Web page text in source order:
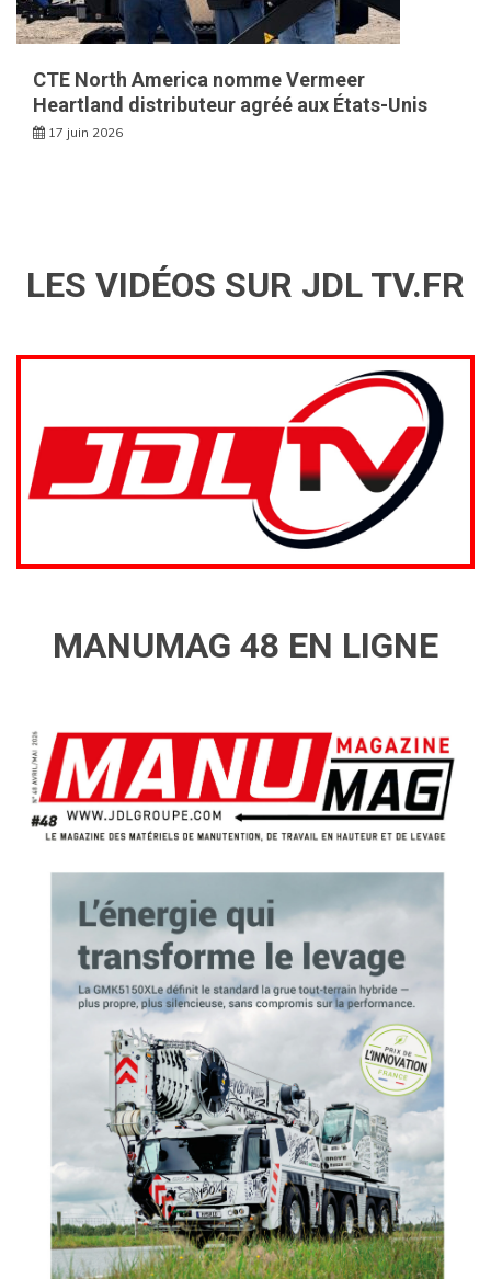
CTE North America nomme Vermeer
Heartland distributeur agréé aux États-Unis
17 juin 2026
LES VIDÉOS SUR JDL TV.FR
MANUMAG 48 EN LIGNE